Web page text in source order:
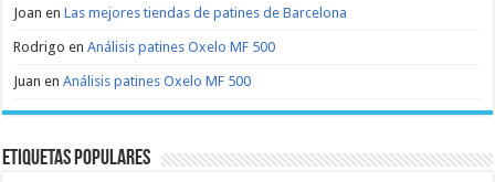
Joan enLas mejores tiendas de patines de Barcelona
Rodrigo enAnálisis patines Oxelo MF 500
Juan enAnálisis patines Oxelo MF 500
Etiquetas populares